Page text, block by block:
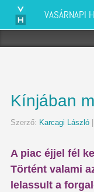
VASÁRNAPI
Kínjában
Szerző: Karcagi László|
A piac éjjel fél
Történt valami
lelassult a